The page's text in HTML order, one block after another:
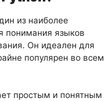
из наиболее
понимания языков
Он идеален для
популярен во всем
простым и понятным